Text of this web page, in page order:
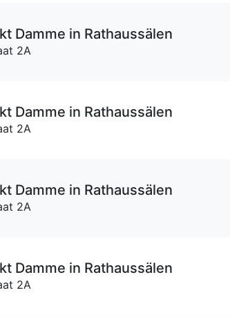
Damme in Rathaussälen
2A
Damme in Rathaussälen
2A
Damme in Rathaussälen
2A
Damme in Rathaussälen
2A